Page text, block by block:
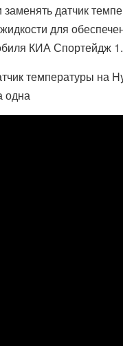
заменять датчик
для
КИА Спортейдж 1.
температуры на
одна